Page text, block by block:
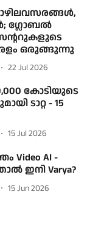
ഗ്ലോബൽ
ഒരുങ്ങുന്നു
22 Jul 2026
കോടിയുടെ
ടാറ്റ - 15
15 Jul 2026
Video AI -
ഇനി Varya?
15 Jun 2026